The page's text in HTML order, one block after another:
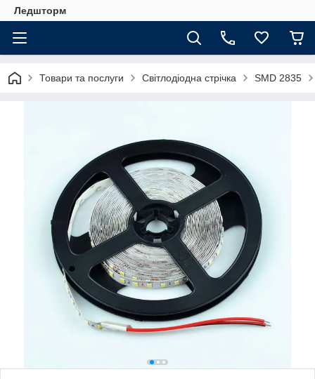
Ледшторм
Товари та послуги Світлодіодна стрічка SMD 2835